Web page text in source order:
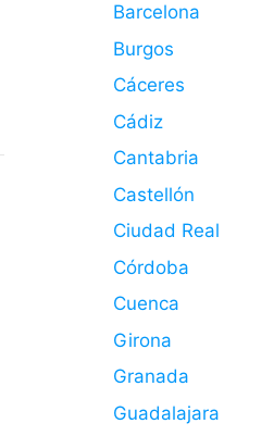
Barcelona
Burgos
Cáceres
Cádiz
Cantabria
Castellón
Ciudad Real
Córdoba
Cuenca
Girona
Granada
Guadalajara